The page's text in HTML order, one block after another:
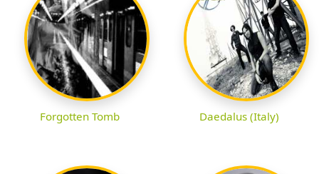
Forgotten Tomb Daedalus (Italy)